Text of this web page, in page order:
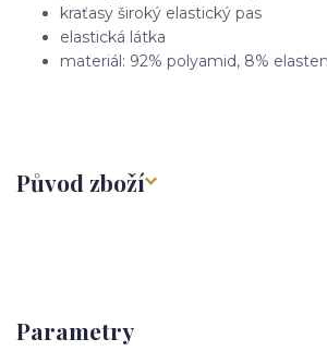
kraťasy široký elastický pas
elastická látka
materiál: 92% polyamid, 8% elasten
Původ zboží
Parametry